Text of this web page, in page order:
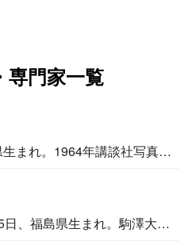
専門家一覧
まれ。1964年講談社写真部
、福島県生まれ。駒澤大学